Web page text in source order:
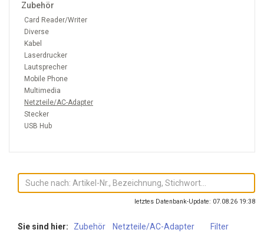
Zubehör
Card Reader/Writer
Diverse
Kabel
Laserdrucker
Lautsprecher
Mobile Phone
Multimedia
Netzteile/AC-Adapter
Stecker
USB Hub
letztes Datenbank-Update: 07.08.26 19:38
Sie sind hier: Zubehör Netzteile/AC-Adapter
Filter